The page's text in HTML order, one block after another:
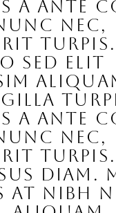
a ante
nec,
turpis.
sed elit
a ante
nec,
turpis.
diam.
at nibh